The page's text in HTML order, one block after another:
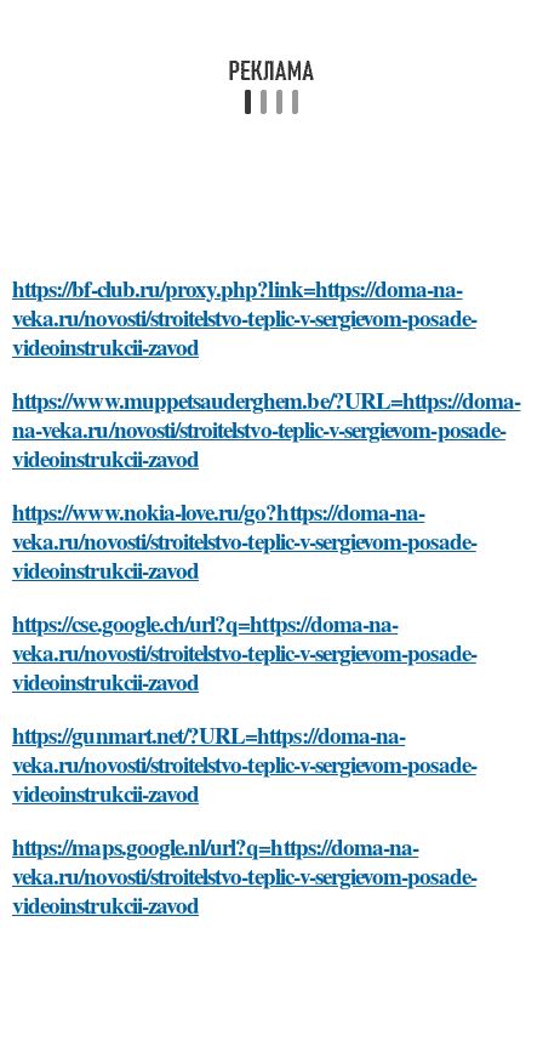
https://bf-club.ru/proxy.php?link=https://doma-na-
veka.ru/novosti/stroitelstvo-teplic-v-sergievom-posade-
videoinstrukcii-zavod
https://www.muppetsauderghem.be/?URL=https://doma-
na-veka.ru/novosti/stroitelstvo-teplic-v-sergievom-posade-
videoinstrukcii-zavod
https://www.nokia-love.ru/go?https://doma-na-
veka.ru/novosti/stroitelstvo-teplic-v-sergievom-posade-
videoinstrukcii-zavod
https://cse.google.ch/url?q=https://doma-na-
veka.ru/novosti/stroitelstvo-teplic-v-sergievom-posade-
videoinstrukcii-zavod
https://gunmart.net/?URL=https://doma-na-
veka.ru/novosti/stroitelstvo-teplic-v-sergievom-posade-
videoinstrukcii-zavod
https://maps.google.nl/url?q=https://doma-na-
veka.ru/novosti/stroitelstvo-teplic-v-sergievom-posade-
videoinstrukcii-zavod